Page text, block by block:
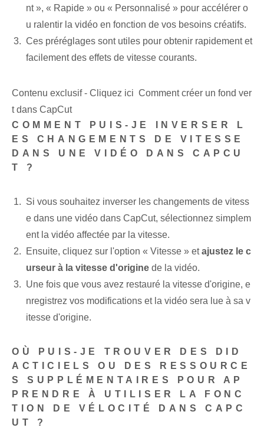
nt », « Rapide » ou « Personnalisé » pour accélérer o
u ralentir la vidéo en fonction de vos besoins créatifs.
Ces préréglages sont utiles pour obtenir rapidement et
facilement des effets de vitesse courants.
Contenu exclusif - Cliquez ici Comment créer un fond ver
t dans CapCut
COMMENT PUIS-JE INVERSER L
ES CHANGEMENTS DE VITESSE
DANS UNE VIDÉO DANS CAPCU
T ?
Si vous souhaitez inverser les changements de vitess
e dans une vidéo dans CapCut, sélectionnez simplem
ent la vidéo affectée par la vitesse.
Ensuite, cliquez sur l'option « Vitesse » etajustez le c
urseur à la vitesse d'origine de la vidéo.
Une fois que vous avez restauré la vitesse d'origine, e
nregistrez vos modifications et la vidéo sera lue à sa v
itesse d'origine.
OÙ PUIS-JE TROUVER DES DID
ACTICIELS OU DES RESSOURCE
S SUPPLÉMENTAIRES POUR AP
PRENDRE À UTILISER LA FONC
TION DE VÉLOCITÉ DANS CAPC
UT ?